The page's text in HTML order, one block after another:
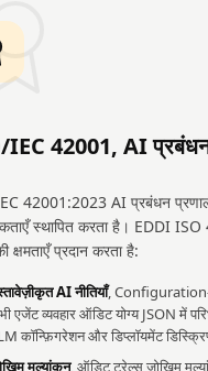
42001, AI प्रबंधन
42001:2023 AI प्रबंधन
स्थापित करता है। EDDI
क्षमताएँ प्रदान करता है:
AI नीतियाँ, Configuration-
एजेंट व्यवहार ऑडिट योग्य JSON में
कॉन्फ़िगरेशन और डिप्लॉयमेंट
मूल्यांकन, ऑडिट ट्रेल्स जोखिम